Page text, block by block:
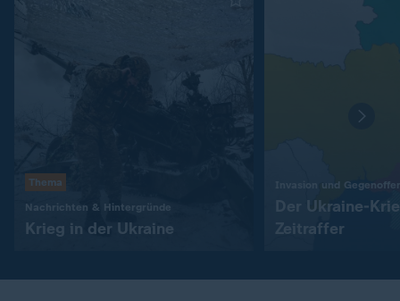
Thema
Nachrichten & Hintergründe
Krieg in der Ukraine
Invasion und
Der Ukraine-
Zeitraffer